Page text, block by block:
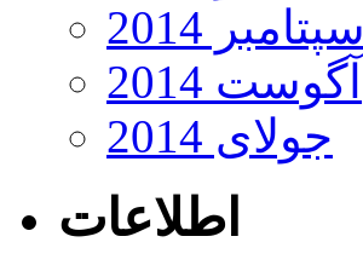
سپتامبر 2014
آگوست 2014
جولای 2014
اطلاعات